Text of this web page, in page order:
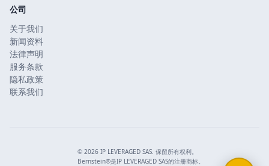
公司
关于我们
新闻资料
法律声明
服务条款
隐私政策
联系我们
© 2026 IP LEVERAGED SAS. 保留所有权利。
Bernstein®是IP LEVERAGED SAS的注册商标。